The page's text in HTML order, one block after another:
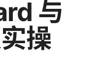
与
操